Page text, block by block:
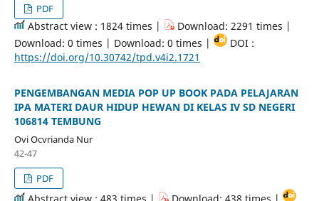
PDF
Abstract view : 1824 times |
Download: 2291 times |
Download: 0 times | Download: 0 times |
DOI :
https://doi.org/10.30742/tpd.v4i2.1721
PENGEMBANGAN MEDIA POP UP BOOK PADA PELAJARAN
IPA MATERI DAUR HIDUP HEWAN DI KELAS IV SD NEGERI
106814 TEMBUNG
Ovi Ocvrianda Nur
42-47
PDF